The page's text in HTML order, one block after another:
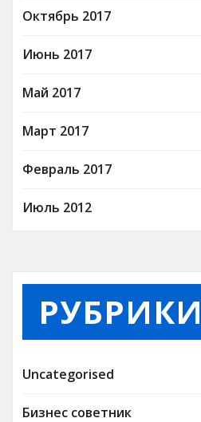
Октябрь 2017
Июнь 2017
Май 2017
Март 2017
Февраль 2017
Июль 2012
РУБРИКИ
Uncategorised
Бизнес советник